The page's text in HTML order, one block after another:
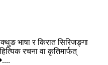
भाषा र किरात सिरिजङ्गा
रचना वा कृतिमार्फत्